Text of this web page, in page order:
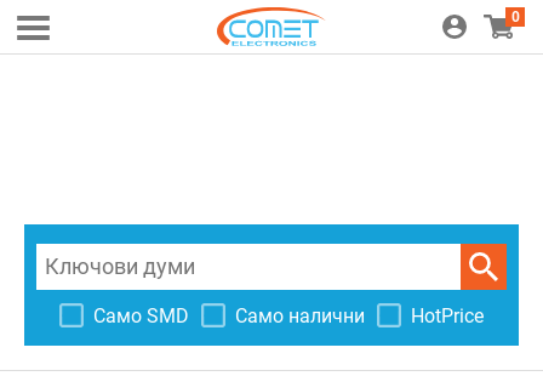
0
Само SMD Само налични HotPrice